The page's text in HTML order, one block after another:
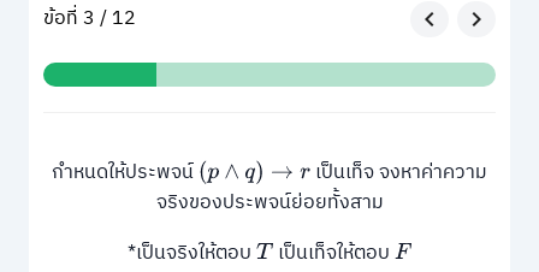
ข้อที่ 3 / 12
กำหนดให้ประพจน์(p∧q )→r
เป็นเท็จ จงหาค่าความ
จริงของประพจน์ย่อยทั้งสาม
*เป็นจริงให้ตอบTเป็นเท็จให้ตอบF